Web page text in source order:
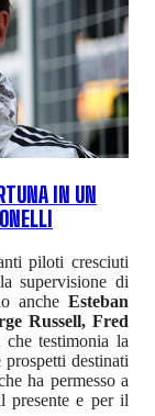
IN UN
piloti cresciuti
supervisione di
anche Esteban
Russell, Fred
testimonia la
destinati
ha permesso a
presente e per il